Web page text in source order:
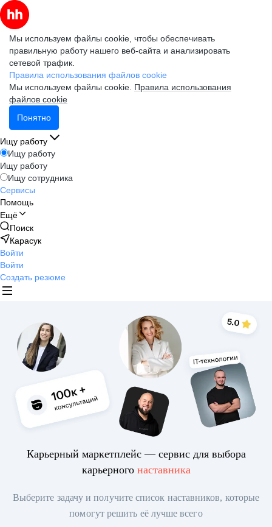
Мы используем файлы cookie, чтобы обеспечивать
правильную работу нашего веб-сайта и анализировать
сетевой трафик.
Правила использования файлов cookie
Мы используем файлы cookie. Правила использования
файлов cookie
Понятно
Ищу работу
Ищу работу
Ищу работу
Ищу сотрудника
Сервисы
Помощь
Ещё
Поиск
Карасук
Войти
Войти
Создать резюме
Карьерный маркетплейс — сервис для выбора
карьерного наставника
Выберите задачу и получите список наставников, которые
помогут решить её лучше всего